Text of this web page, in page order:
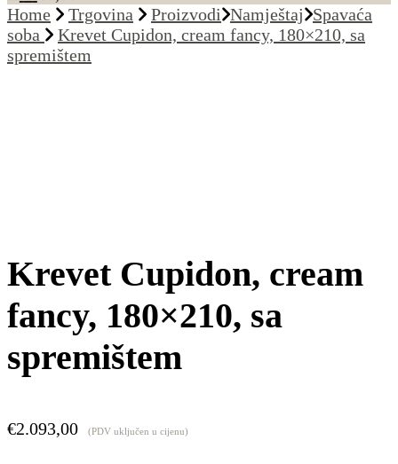
Home
Trgovina Proizvodi Namještaj Spavaća
soba
Krevet Cupidon, cream fancy, 180×210, sa
spremištem
Krevet Cupidon, cream
fancy, 180×210, sa
spremištem
€2.093,00 (PDV uključen u cijenu)